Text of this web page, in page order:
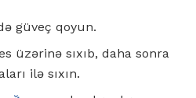
güveç qoyun.
üzərinə sıxıb, daha sonra
ilə sıxın.